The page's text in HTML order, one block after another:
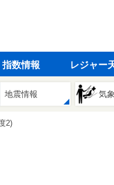
指数情報 レジャー
地震情報 気
2)